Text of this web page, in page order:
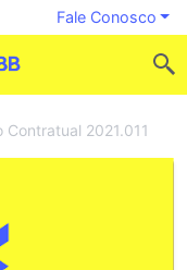
Fale Conosco
Contratual 2021.011